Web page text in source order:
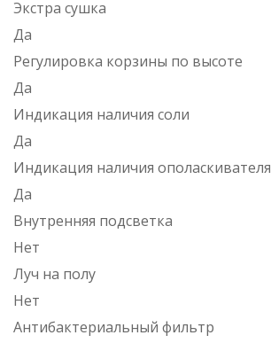
Экстра сушка
Да
Регулировка корзины по высоте
Да
Индикация наличия соли
Да
Индикация наличия ополаскивателя
Да
Внутренняя подсветка
Нет
Луч на полу
Нет
Антибактериальный фильтр